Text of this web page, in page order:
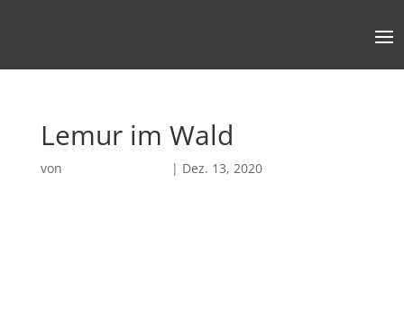
Lemur im Wald
von | Dez. 13, 2020